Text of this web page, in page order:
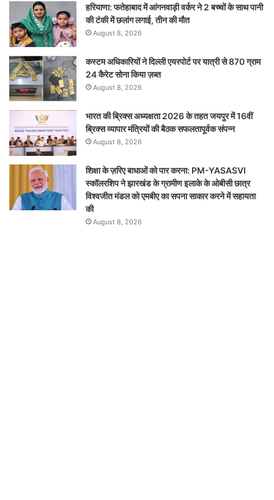
हरियाणा: फतेहाबाद में आंगनवाड़ी वर्कर ने 2 बच्चों के साथ पानी
की टंकी में छलांग लगाई, तीन की मौत
August 8, 2026
कस्टम अधिकारियों ने दिल्ली एयरपोर्ट पर यात्री से 870 ग्राम
24 कैरेट सोना किया ज़ब्त
August 8, 2026
भारत की ब्रिक्‍स अध्यक्षता 2026 के तहत जयपुर में 16वीं
ब्रिक्‍स व्यापार मंत्रियों की बैठक सफलतापूर्वक संपन्न
August 8, 2026
शिक्षा के ज़रिए बाधाओं को पार करना: PM-YASASVI
स्कॉलरशिप ने झारखंड के ग्रामीण इलाके के ओबीसी छात्र
विश्वजीत मंडल को एमबीए का सपना साकार करने में सहायता
की
August 8, 2026